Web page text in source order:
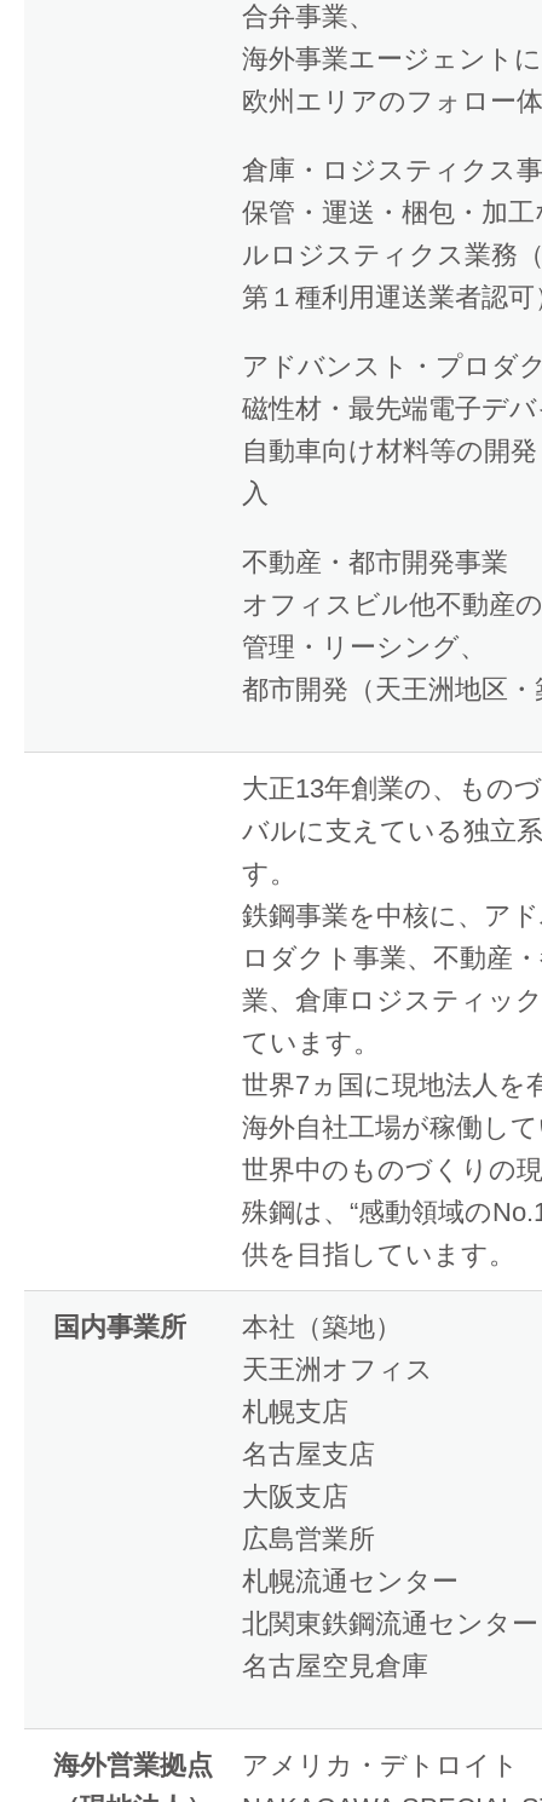
合弁事業、
海外事業エージェント
欧州エリアのフォロー
倉庫・ロジスティクス
保管・運送・梱包・加
ルロジスティクス業務
第１種利用運送業者認可
アドバンスト・プロダ
磁性材・最先端電子デ
自動車向け材料等の開
入
不動産・都市開発事業
オフィスビル他不動産
管理・リーシング、
都市開発（天王洲地区
大正13年創業の、もの
バルに支えている独立
す。
鉄鋼事業を中核に、ア
ロダクト事業、不動産
業、倉庫ロジスティッ
ています。
世界7ヵ国に現地法人を
海外自社工場が稼働し
世界中のものづくりの
殊鋼は、“感動領域の
供を目指しています。
国内事業所
本社（築地）
天王洲オフィス
札幌支店
名古屋支店
大阪支店
広島営業所
札幌流通センター
北関東鉄鋼流通センター
名古屋空見倉庫
海外営業拠点
アメリカ・デトロイト